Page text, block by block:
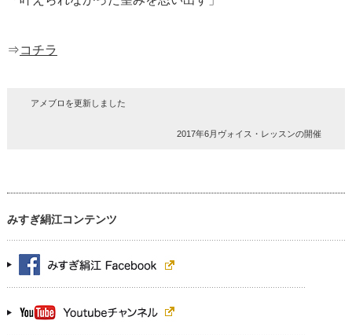
⇒コチラ
アメブロを更新しました
2017年6月ヴォイス・レッスンの開催
みすぎ絹江コンテンツ